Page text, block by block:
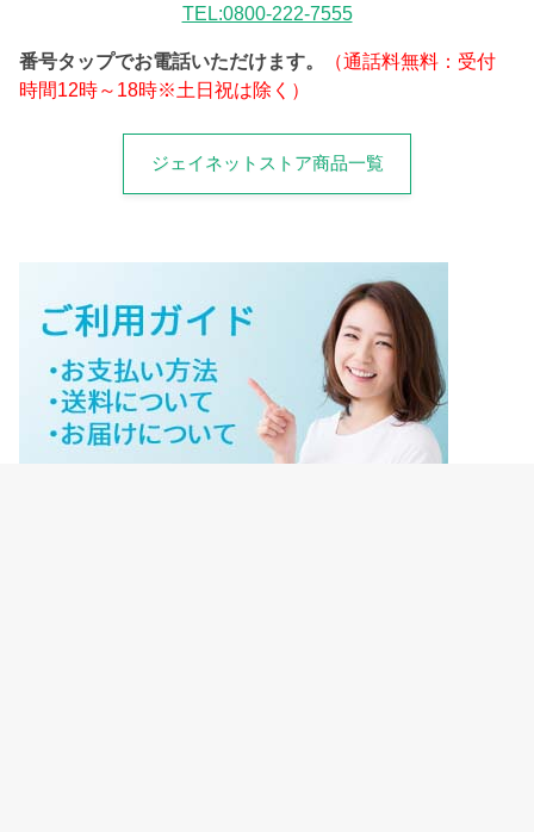
TEL:0800-222-7555
番号タップでお電話いただけます。
（通話料無料：受付
時間12時～18時※土日祝は除く）
ジェイネットストア商品一覧